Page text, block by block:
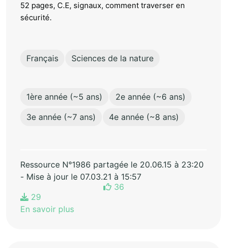
52 pages, C.E, signaux, comment traverser en
sécurité.
Français Sciences de la nature
1ère année (~5 ans)
2e année (~6 ans)
3e année (~7 ans)
4e année (~8 ans)
Ressource N°1986 partagée le 20.06.15 à 23:20
- Mise à jour le 07.03.21 à 15:57
36
29
En savoir plus